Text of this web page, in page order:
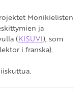
Monikielisten
ja
(KISUVI), som
i franska).